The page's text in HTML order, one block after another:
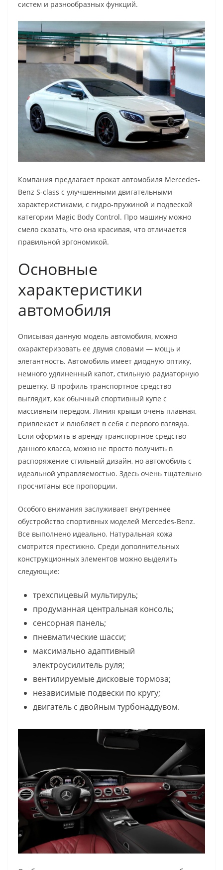
систем и разнообразных функций.
Компания предлагает прокат автомобиля Mercedes-
Benz S-сlass с улучшенными двигательными
характеристиками, с гидро-пружиной и подвеской
категории Magic Body Control. Про машину можно
смело сказать, что она красивая, что отличается
правильной эргономикой.
Основные
характеристики
автомобиля
Описывая данную модель автомобиля, можно
охарактеризовать ее двумя словами — мощь и
элегантность. Автомобиль имеет диодную оптику,
немного удлиненный капот, стильную радиаторную
решетку. В профиль транспортное средство
выглядит, как обычный спортивный купе с
массивным передом. Линия крыши очень плавная,
привлекает и влюбляет в себя с первого взгляда.
Если оформить в аренду транспортное средство
данного класса, можно не просто получить в
распоряжение стильный дизайн, но автомобиль с
идеальной управляемостью. Здесь очень тщательно
просчитаны все пропорции.
Особого внимания заслуживает внутреннее
обустройство спортивных моделей Mercedes-Benz.
Все выполнено идеально. Натуральная кожа
смотрится престижно. Среди дополнительных
конструкционных элементов можно выделить
следующие:
трехспицевый мультируль;
продуманная центральная консоль;
сенсорная панель;
пневматические шасси;
максимально адаптивный
электроусилитель руля;
вентилируемые дисковые тормоза;
независимые подвески по кругу;
двигатель с двойным турбонаддувом.